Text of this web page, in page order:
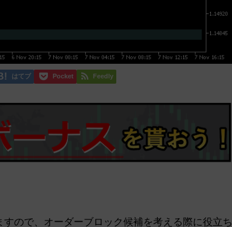
はてブ Pocket Feedly
ので、オーダーブロック候補を考える際に役立ち